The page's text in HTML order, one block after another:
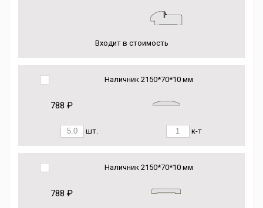
Входит в стоимость
Наличник 2150*70*10 мм
788 ₽
шт. к-т
Наличник 2150*70*10 мм
788 ₽